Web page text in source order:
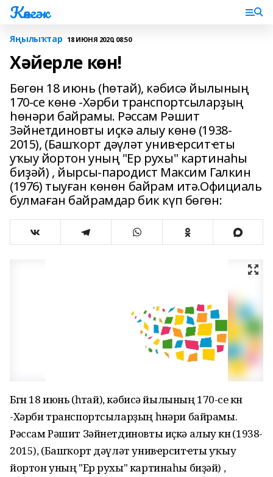
Көнгәк
Яңылыҡтар 18 ИЮНЯ 2020, 08:50
Хәйерле көн!
Бөгөн 18 июнь (һөтай), кәбисә йылының
170-се көнө -Хәрби транспортсыларҙың
һөнәри байрамы. Рәссам Рәшит
Зәйнетдиновты иҫкә алыу көнө (1938-
2015), (Башҡорт дәүләт унивҽрситҽты
уҡыу йортон уның "Ер рухы" картинаһы
биҙәй) , йырсы-пародист Максим Галкин
(1976) тыуған көнөн байрам итә.Официаль
булмаған байрамдар бик күп бөгөн:
Бөгөн 18 июнь (һөтай), кәбисә йылының 170-се көнө
-Хәрби транспортсыларҙың һөнәри байрамы.
Рәссам Рәшит Зәйнетдиновты иҫкә алыу көнө (1938-
2015), (Башҡорт дәүләт унивҽрситҽты уҡыу
йортон уның "Ер рухы" картинаһы биҙәй) ,